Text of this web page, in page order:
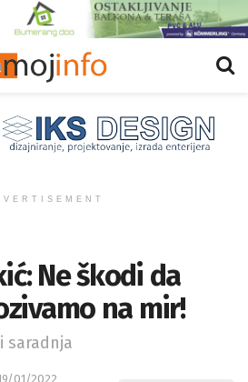
Ne škodi da
na mir!
saradnja
01/2022